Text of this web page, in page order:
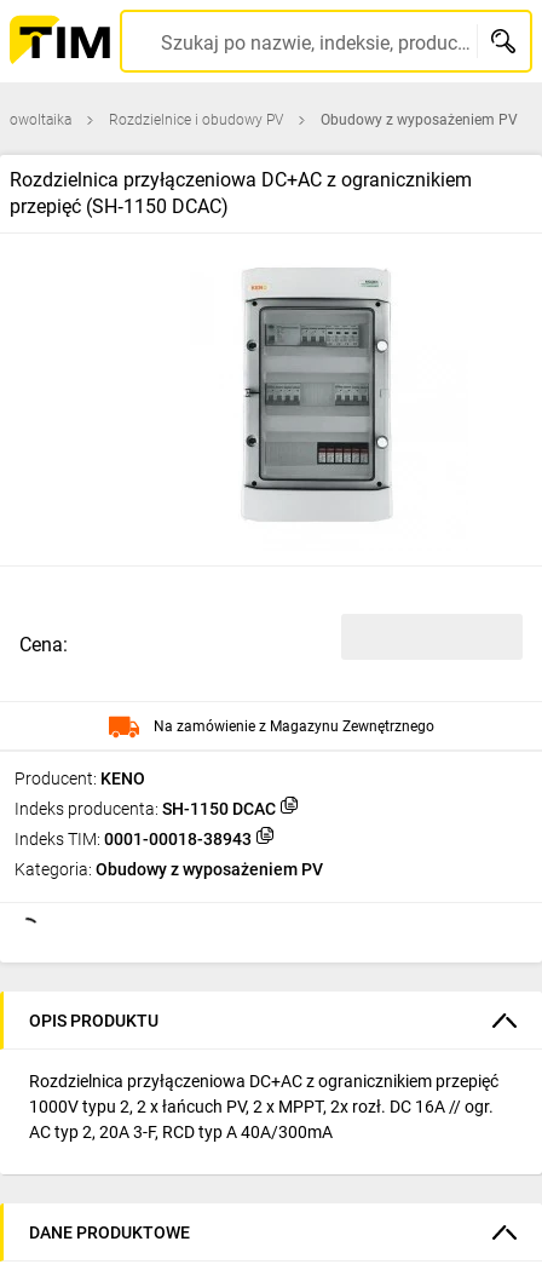
Szukaj po nazwie, indeksie, producencie, kodzie kreskowym...
Rozdzielnice i obudowy PV Obudowy z wyposażeniem PV
Rozdzielnica przyłączeniowa DC+AC z ogranicznikiem
przepięć (SH‑1150 DCAC)
Producent: KENO
Indeks producenta: SH-1150 DCAC
Indeks TIM: 0001-00018-38943
Kategoria: Obudowy z wyposażeniem PV
Cena:
Na zamówienie z Magazynu Zewnętrznego
OPIS PRODUKTU
Rozdzielnica przyłączeniowa DC+AC z ogranicznikiem przepięć
1000V typu 2, 2 x łańcuch PV, 2 x MPPT, 2x rozł. DC 16A // ogr.
AC typ 2, 20A 3-F, RCD typ A 40A/300mA
DANE PRODUKTOWE